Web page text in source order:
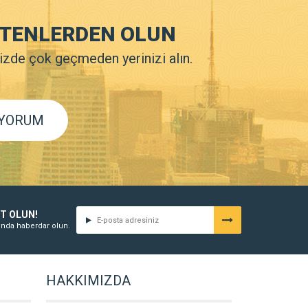
OLUN
çok geçmeden yerinizi alın.
OLUN!
haberdar olun.
HAKKIMIZDA